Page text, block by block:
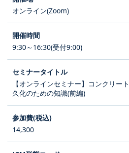
オンライン(Zoom)
9:30～16:30(受付9:00)
【オンラインセミナー】コンクリー
久化のための知識(前編)
14,300